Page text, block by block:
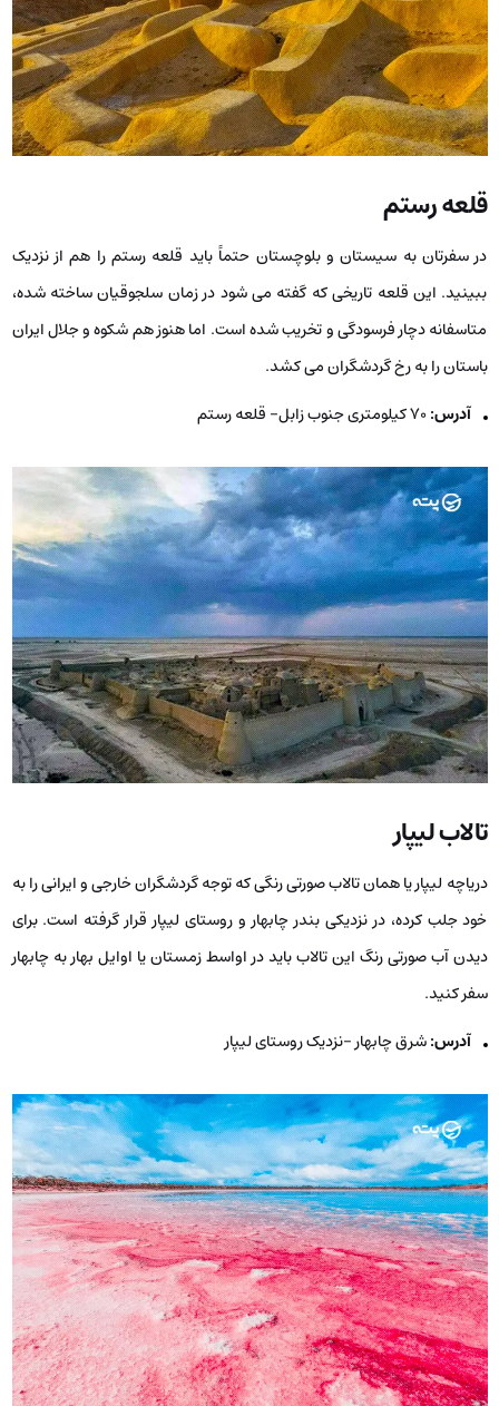
قلعه رستم
در سفرتان به سیستان و بلوچستان حتماً باید قلعه رستم را هم از نزدیک
ببینید. این قلعه تاریخی که گفته می ‌شود در زمان سلجوقیان ساخته شده،
متاسفانه دچار فرسودگی و تخریب شده است. اما هنوز هم شکوه و جلال ایران
باستان را به رخ گردشگران می‌ کشد.
آدرس:۷۰ کیلومتری جنوب زابل- قلعه رستم
تالاب لیپار
دریاچه لیپار یا همان تالاب صورتی رنگی که توجه گردشگران خارجی و ایرانی را به
خود جلب کرده، در نزدیکی بندر چابهار و روستای لیپار قرار گرفته است. برای
دیدن آب صورتی رنگ این تالاب باید در اواسط زمستان یا اوایل بهار به چابهار
سفر کنید.
آدرس:شرق چابهار -نزدیک روستای لیپار